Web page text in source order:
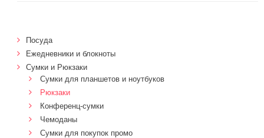
Посуда
Ежедневники и блокноты
Сумки и Рюкзаки
Сумки для планшетов и ноутбуков
Рюкзаки
Конференц-сумки
Чемоданы
Сумки для покупок промо